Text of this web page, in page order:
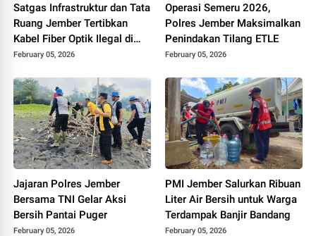
Satgas Infrastruktur dan Tata
Ruang Jember Tertibkan
Kabel Fiber Optik Ilegal di
Tiang PJU
February 05, 2026
Operasi Semeru 2026,
Polres Jember Maksimalkan
Penindakan Tilang ETLE
February 05, 2026
Jajaran Polres Jember
Bersama TNI Gelar Aksi
Bersih Pantai Puger
February 05, 2026
PMI Jember Salurkan Ribuan
Liter Air Bersih untuk Warga
Terdampak Banjir Bandang
February 05, 2026